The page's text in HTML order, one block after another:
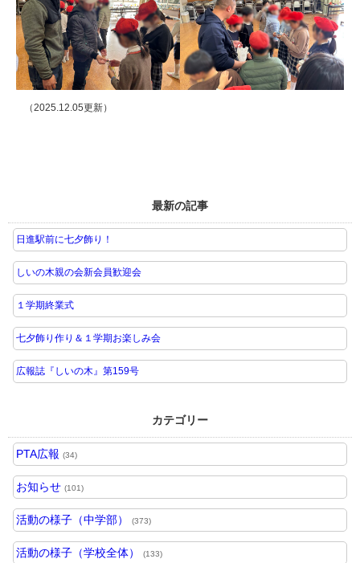
（2025.12.05更新）
最新の記事
日進駅前に七夕飾り！
しいの木親の会新会員歓迎会
１学期終業式
七夕飾り作り＆１学期お楽しみ会
広報誌『しいの木』第159号
カテゴリー
PTA広報 (34)
お知らせ (101)
活動の様子（中学部） (373)
活動の様子（学校全体） (133)